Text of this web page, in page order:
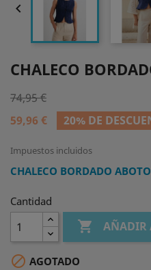

CHALECO
74,95 €
59,96 €
20% DE
Impuestos incluidos
CHALECO BORDADO
Cantidad
 AÑADIR
 AGOTADO